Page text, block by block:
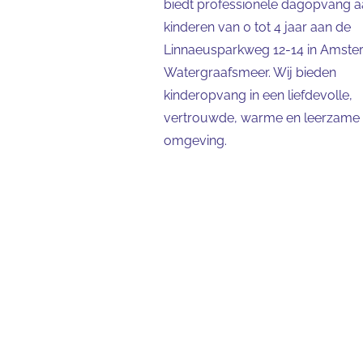
biedt professionele dagopvang
kinderen van 0 tot 4 jaar aan de
Linnaeusparkweg 12-14 in
Watergraafsmeer. Wij bieden
kinderopvang in een liefdevolle,
vertrouwde, warme en leerzame
omgeving.